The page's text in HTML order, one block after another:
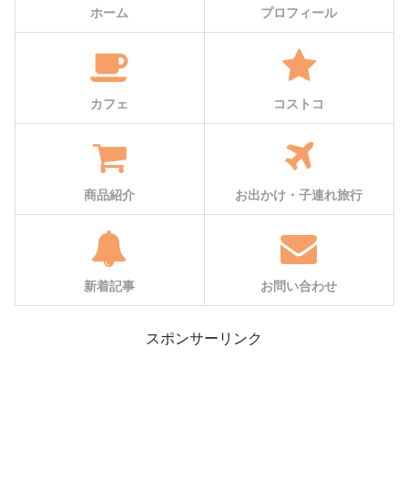
ホーム プロフィール
カフェ コストコ
商品紹介 お出かけ・子連れ旅行
新着記事 お問い合わせ
スポンサーリンク